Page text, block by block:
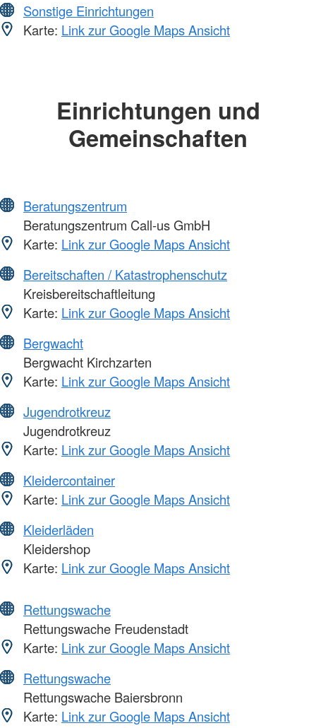
Sonstige Einrichtungen
Karte: Link zur Google Maps Ansicht
Einrichtungen und
Gemeinschaften
Beratungszentrum
Beratungszentrum Call-us GmbH
Karte: Link zur Google Maps Ansicht
Bereitschaften / Katastrophenschutz
Kreisbereitschaftleitung
Karte: Link zur Google Maps Ansicht
Bergwacht
Bergwacht Kirchzarten
Karte: Link zur Google Maps Ansicht
Jugendrotkreuz
Jugendrotkreuz
Karte: Link zur Google Maps Ansicht
Kleidercontainer
Karte: Link zur Google Maps Ansicht
Kleiderläden
Kleidershop
Karte: Link zur Google Maps Ansicht
Rettungswache
Rettungswache Freudenstadt
Karte: Link zur Google Maps Ansicht
Rettungswache
Rettungswache Baiersbronn
Karte: Link zur Google Maps Ansicht